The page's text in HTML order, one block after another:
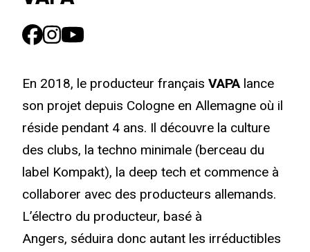
En 2018, le producteur français VAPA lance
son projet depuis Cologne en Allemagne où il
réside pendant 4 ans. Il découvre la culture
des clubs, la techno minimale (berceau du
label Kompakt), la deep tech et commence à
collaborer avec des producteurs allemands.
L’électro du producteur, basé à
Angers, séduira donc autant les irréductibles